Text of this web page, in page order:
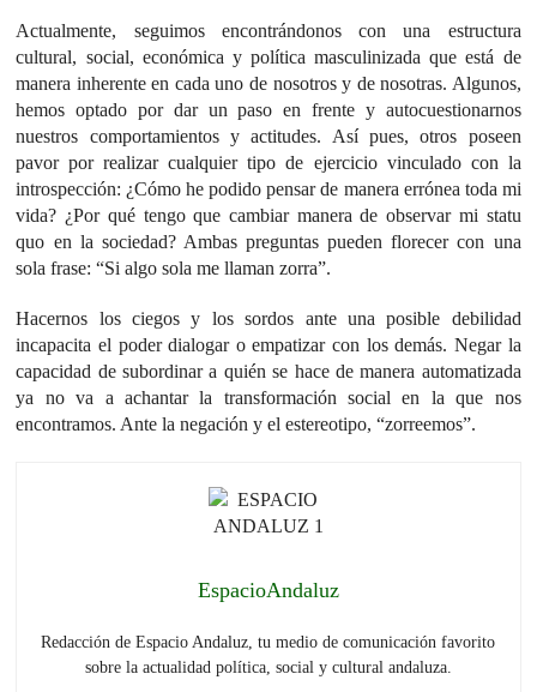
Actualmente, seguimos encontrándonos con una estructura
cultural, social, económica y política masculinizada que está de
manera inherente en cada uno de nosotros y de nosotras. Algunos,
hemos optado por dar un paso en frente y autocuestionarnos
nuestros comportamientos y actitudes. Así pues, otros poseen
pavor por realizar cualquier tipo de ejercicio vinculado con la
introspección: ¿Cómo he podido pensar de manera errónea toda mi
vida? ¿Por qué tengo que cambiar manera de observar mi statu
quo en la sociedad? Ambas preguntas pueden florecer con una
sola frase: “Si algo sola me llaman zorra”.
Hacernos los ciegos y los sordos ante una posible debilidad
incapacita el poder dialogar o empatizar con los demás. Negar la
capacidad de subordinar a quién se hace de manera automatizada
ya no va a achantar la transformación social en la que nos
encontramos. Ante la negación y el estereotipo, “zorreemos”.
EspacioAndaluz
Redacción de Espacio Andaluz, tu medio de comunicación favorito
sobre la actualidad política, social y cultural andaluza.